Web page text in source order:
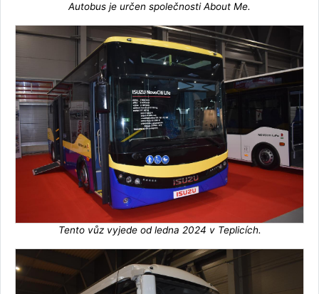
Autobus je určen společnosti About Me.
Tento vůz vyjede od ledna 2024 v Teplicích.